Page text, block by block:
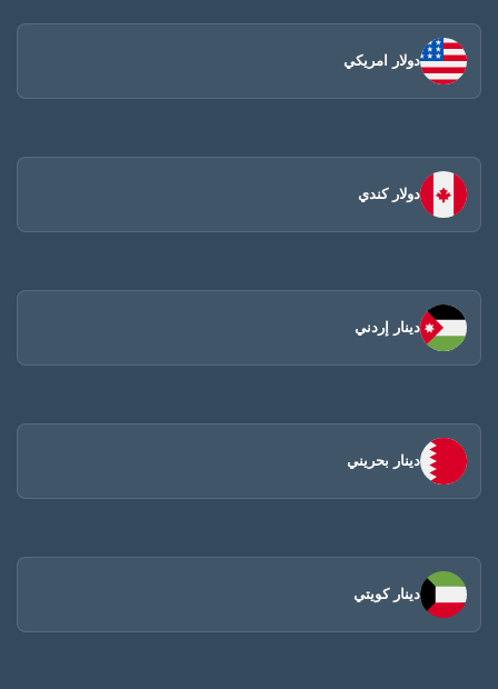
دولار امريكي
دولار كندي
دينار إردني
دينار بحريني
دينار كويتي